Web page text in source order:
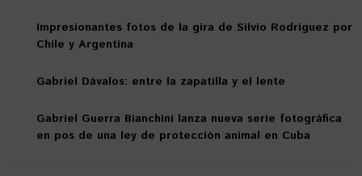
Impresionantes fotos de la gira de Silvio Rodríguez por
Chile y Argentina
Gabriel Dávalos: entre la zapatilla y el lente
Gabriel Guerra Bianchini lanza nueva serie fotográfica
en pos de una ley de protección animal en Cuba